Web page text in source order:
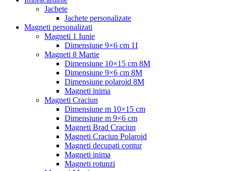
Jachete
Jachete personalizate
Magneti personalizati
Magneti 1 Iunie
Dimensiune 9×6 cm 1I
Magneti 8 Martie
Dimensiune 10×15 cm 8M
Dimensiune 9×6 cm 8M
Dimensiune polaroid 8M
Magneti inima
Magneti Craciun
Dimensiune m 10×15 cm
Dimensiune m 9×6 cm
Magneti Brad Craciun
Magneti Craciun Polaroid
Magneti decupati contur
Magneti inima
Magneti rotunzi